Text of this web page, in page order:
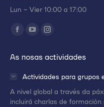
Lun – Vier 10:00 a 17:00
Encuéntranos en:
Abrir
en
una
ventana/pestaña
Abrir
en
una
ventana/pestaña
Abrir
en
una
ventana/pestaña
As nosas actividades
Actividades para grupos
A nivel global a través da
incluirá charlas de formación